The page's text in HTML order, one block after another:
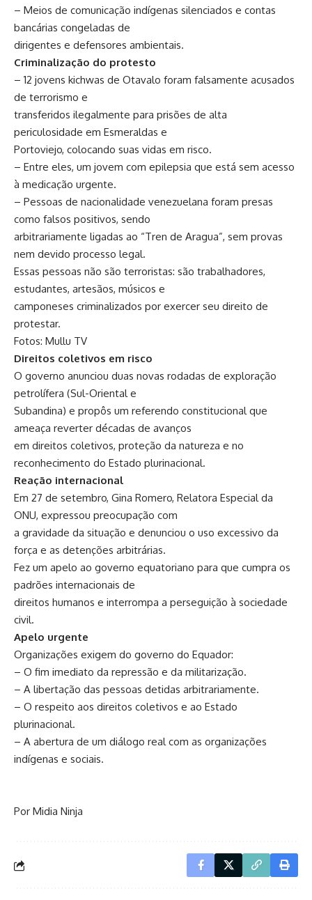
– Meios de comunicação indígenas silenciados e contas
bancárias congeladas de
dirigentes e defensores ambientais.
Criminalização do protesto
– 12 jovens kichwas de Otavalo foram falsamente acusados
de terrorismo e
transferidos ilegalmente para prisões de alta
periculosidade em Esmeraldas e
Portoviejo, colocando suas vidas em risco.
– Entre eles, um jovem com epilepsia que está sem acesso
à medicação urgente.
– Pessoas de nacionalidade venezuelana foram presas
como falsos positivos, sendo
arbitrariamente ligadas ao “Tren de Aragua”, sem provas
nem devido processo legal.
Essas pessoas não são terroristas: são trabalhadores,
estudantes, artesãos, músicos e
camponeses criminalizados por exercer seu direito de
protestar.
Fotos: Mullu TV
Direitos coletivos em risco
O governo anunciou duas novas rodadas de exploração
petrolífera (Sul-Oriental e
Subandina) e propôs um referendo constitucional que
ameaça reverter décadas de avanços
em direitos coletivos, proteção da natureza e no
reconhecimento do Estado plurinacional.
Reação internacional
Em 27 de setembro, Gina Romero, Relatora Especial da
ONU, expressou preocupação com
a gravidade da situação e denunciou o uso excessivo da
força e as detenções arbitrárias.
Fez um apelo ao governo equatoriano para que cumpra os
padrões internacionais de
direitos humanos e interrompa a perseguição à sociedade
civil.
Apelo urgente
Organizações exigem do governo do Equador:
– O fim imediato da repressão e da militarização.
– A libertação das pessoas detidas arbitrariamente.
– O respeito aos direitos coletivos e ao Estado
plurinacional.
– A abertura de um diálogo real com as organizações
indígenas e sociais.
Por Midia Ninja